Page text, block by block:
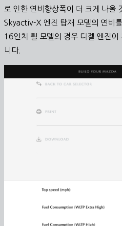
로 인한 연비향상폭이 더 크게 나올
Skyactiv-X 엔진 탑재 모델의 연비
16인치 휠 모델의 경우 디젤 엔진
니다.